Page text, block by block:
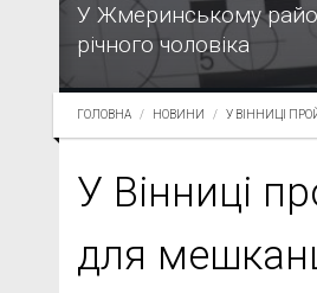
У Жмеринському
річного чоловіка
ГОЛОВНА НОВИНИ У ВІННИЦІ
У Вінниці
для